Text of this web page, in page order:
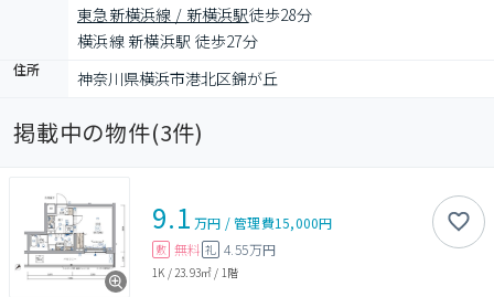
東急新横浜線 / 新横浜駅徒歩28分
横浜線 新横浜駅 徒歩27分
住所 神奈川県横浜市港北区錦が丘
掲載中の物件(3件)
9.1 万円 /管理費15,000円
敷 無料 礼 4.55万円
1K / 23.93㎡ / 1階